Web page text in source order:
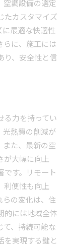
空調設備の選定
たカスタマイズ
最適な快適性
らに、施工には
り、安全性と信
る力を持ってい
光熱費の削減が
た、最新の空
が大幅に向上
です。リモート
利便性も向上
らの変化は、住
的には地域全体
、持続可能な
を実現する鍵と